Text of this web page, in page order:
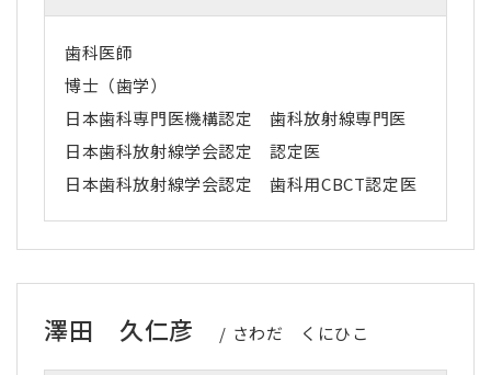
歯科医師
博士（歯学）
日本歯科専門医機構認定 歯科放射線専門医
日本歯科放射線学会認定 認定医
日本歯科放射線学会認定 歯科用CBCT認定医
澤田 久仁彦 さわだ くにひこ